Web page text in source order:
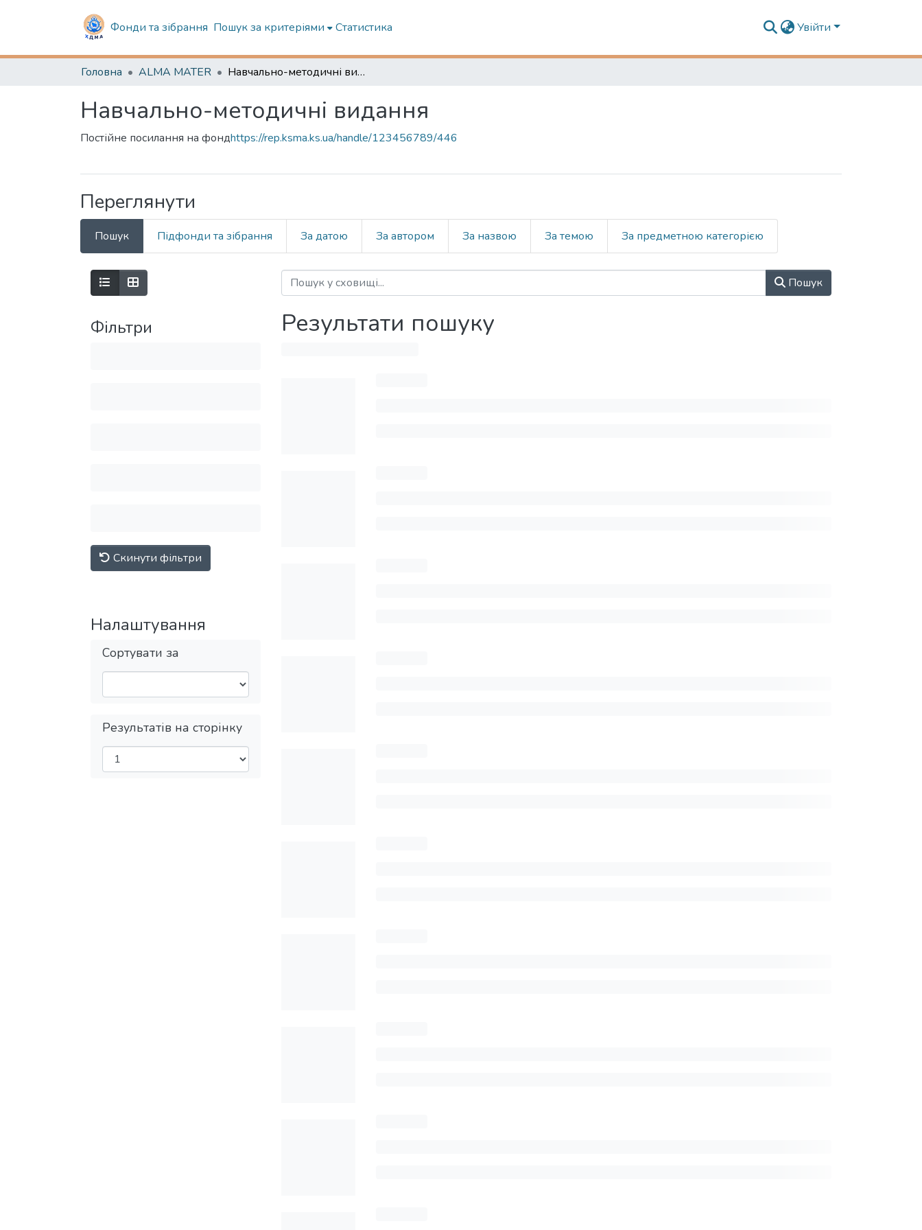
Фонди та зібрання Пошук за критеріями Статистика Увійти
Головна ALMA MATER Навчально-методичні видання
Навчально-методичні видання
Постійне посилання на фондhttps://rep.ksma.ks.ua/handle/123456789/446
Переглянути
Пошук Підфонди та зібрання За датою За автором За назвою За темою За предметною категорією
Фільтри
Скинути фільтри
Налаштування
Сортувати за
Результатів на сторінку
Пошук
Результати пошуку